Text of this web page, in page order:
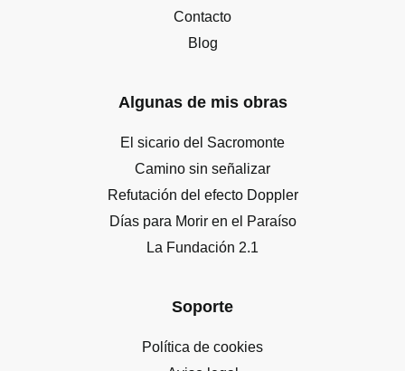
Contacto
Blog
Algunas de mis obras
El sicario del Sacromonte
Camino sin señalizar
Refutación del efecto Doppler
Días para Morir en el Paraíso
La Fundación 2.1
Soporte
Política de cookies